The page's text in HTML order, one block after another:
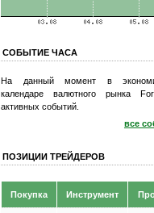
СОБЫТИЕ ЧАСА
На данный момент в
календаре валютного рынка
активных событий.
все
ПОЗИЦИИ ТРЕЙДЕРОВ
Покупка Инструмент